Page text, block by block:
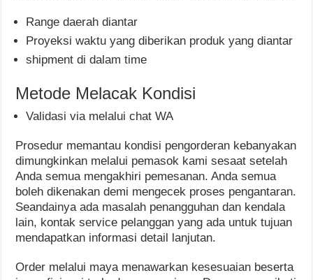
Range daerah diantar
Proyeksi waktu yang diberikan produk yang diantar
shipment di dalam time
Metode Melacak Kondisi
Validasi via melalui chat WA
Prosedur memantau kondisi pengorderan kebanyakan
dimungkinkan melalui pemasok kami sesaat setelah
Anda semua mengakhiri pemesanan. Anda semua
boleh dikenakan demi mengecek proses pengantaran.
Seandainya ada masalah penangguhan dan kendala
lain, kontak service pelanggan yang ada untuk tujuan
mendapatkan informasi detail lanjutan.
Order melalui maya menawarkan kesesuaian beserta